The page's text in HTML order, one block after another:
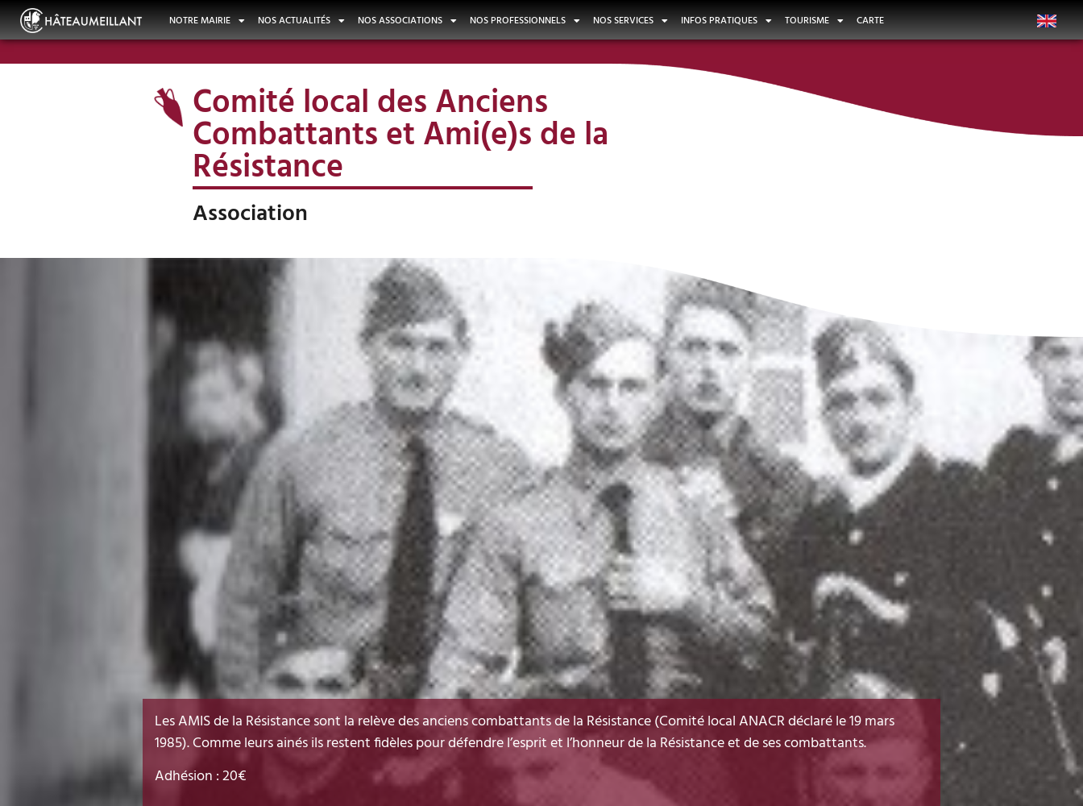
NOTRE MAIRIE NOS ACTUALITÉS NOS ASSOCIATIONS NOS PROFESSIONNELS NOS SERVICES INFOS PRATIQUES TOURISME CARTE
Comité local des Anciens
Combattants et Ami(e)s de la
Résistance
Association
Les AMIS de la Résistance sont la relève des anciens combattants de la Résistance (Comité local ANACR déclaré le 19 mars
1985). Comme leurs ainés ils restent fidèles pour défendre l’esprit et l’honneur de la Résistance et de ses combattants.
Adhésion : 20€